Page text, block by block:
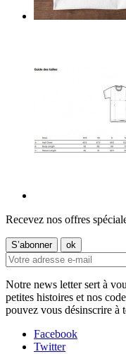
Recevez nos offres
Notre news letter sert à
petites histoires et nos
pouvez vous désinscrire à
Facebook
Twitter